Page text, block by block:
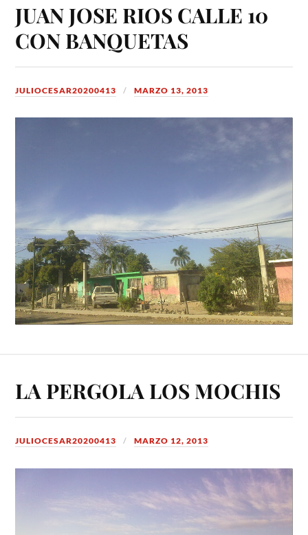
JUAN JOSE RIOS CALLE 10
CON BANQUETAS
JULIOCESAR20200413 MARZO 13, 2013
LA PERGOLA LOS MOCHIS
JULIOCESAR20200413 MARZO 12, 2013